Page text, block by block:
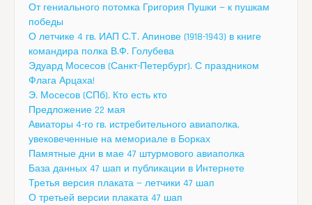
От гениального потомка Григория Пушки — к пушкам
победы
О летчике 4 гв. ИАП С.Т. Апинове (1918-1943) в книге
командира полка В.Ф. Голубева
Эдуард Мосесов (Санкт-Петербург). С праздником
Флага Арцаха!
Э. Мосесов (СПб). Кто есть кто
Предложение 22 мая
Авиаторы 4-го гв. истребительного авиаполка,
увековеченные на мемориале в Борках
Памятные дни в мае 47 штурмового авиаполка
База данных 47 шап и публикации в Интернете
Третья версия плаката — летчики 47 шап
О третьей версии плаката 47 шап